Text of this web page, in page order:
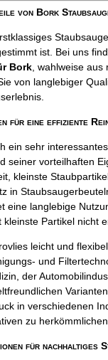
von Bork
ist. Bei uns
Bork, wahlweise aus
von langlebiger
für eine effiziente
ein sehr
seiner vorteilhaften
kleinste
in
eine langlebige
Partikel nicht
leicht und
und
der
in verschiedenen
zu
für nachhaltiges